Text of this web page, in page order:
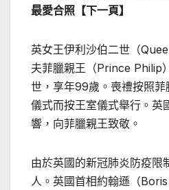
最愛合照【下一頁】
英女王伊利沙伯二世（​
夫菲臘親王（Prince Philip
世，享年99歲。喪禮按照
儀式而按王室儀式舉行。英
響，向菲臘親王致敬。
由於英國的新冠肺炎防疫限
人。英國首相約翰遜（